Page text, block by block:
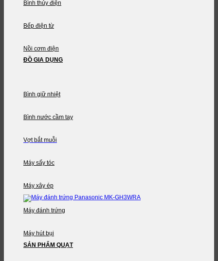
Bình thủy điện
Bếp điện từ
Nồi cơm điện
ĐỒ GIA DỤNG
Bình giữ nhiệt
Bình nước cầm tay
Vợt bắt muỗi
Máy sấy tóc
Máy xây ép
Máy đánh trứng
Máy hút bụi
SẢN PHẨM QUẠT